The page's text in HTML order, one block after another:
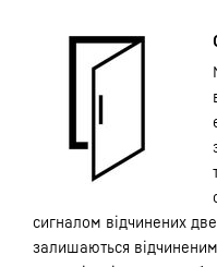
сигналом відчинених
залишаються